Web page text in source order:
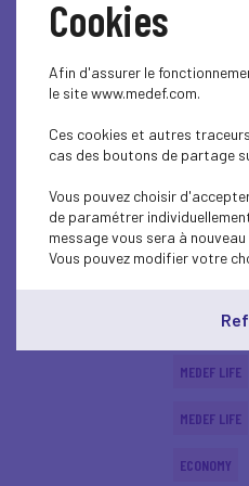
SOCIAL
PARITY-
ECONOMY
MEDEF LIFE
MEDEF LIFE
MEDEF LIFE
ECONOMY
Cookies
Afin d'assurer le
le site www.medef.com.
Ces cookies et autres
cas des boutons de partage
Vous pouvez choisir
de paramétrer
message vous sera à
Vous pouvez modifier votre